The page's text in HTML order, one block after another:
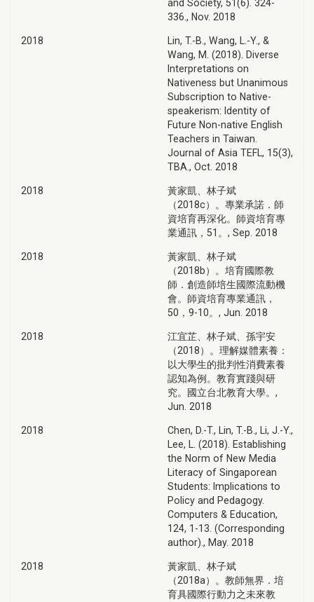
and Society, 51(6). 324-
336., Nov. 2018
2018
Lin, T.-B., Wang, L.-Y., &
Wang, M. (2018). Diverse
Interpretations on
Nativeness but Unanimous
Subscription to Native-
speakerism: Identity of
Future Non-native English
Teachers in Taiwan.
Journal of Asia TEFL, 15(3),
TBA., Oct. 2018
2018
黃家凱、林子斌
（2018c）。專業承諾．師
資培育再深化。師資培育專
業通訊，51。, Sep. 2018
2018
黃家凱、林子斌
（2018b）。培育國際教
師．創造師培生國際流動機
會。師資培育專業通訊，
50，9-10。, Jun. 2018
2018
江宜芷、林子斌、孫宇安
（2018）。理解媒體素養：
以大學生的批判性消費素養
認知為例。教育實踐與研
究。國立台北教育大學。,
Jun. 2018
2018
Chen, D.-T., Lin, T.-B., Li, J.-Y.,
Lee, L. (2018). Establishing
the Norm of New Media
Literacy of Singaporean
Students: Implications to
Policy and Pedagogy.
Computers & Education,
124, 1-13. (Corresponding
author)., May. 2018
2018
黃家凱、林子斌
（2018a）。教師無界．培
育具國際行動力之未來教